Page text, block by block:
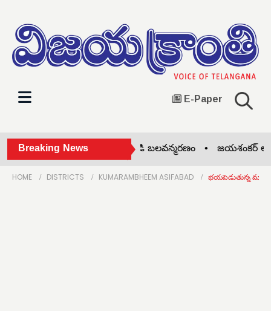
E-Paper
Breaking News
పెళ్లి కాక మనస్తాపం.. యువకుడి బలవన్మరణం • జయశంకర్
HOME DISTRICTS KUMARAMBHEEM ASIFABAD భయపెడుతున్న మాజీ